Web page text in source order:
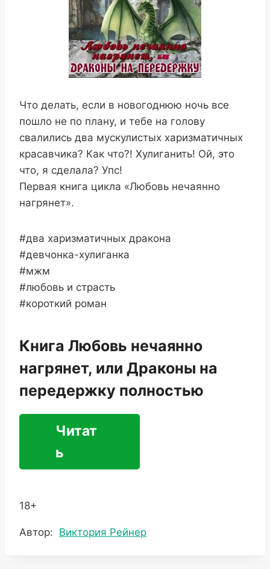
Что делать, если в новогоднюю ночь все
пошло не по плану, и тебе на голову
свалились два мускулистых харизматичных
красавчика? Как что?! Хулиганить! Ой, это
что, я сделала? Упс!
Первая книга цикла «Любовь нечаянно
нагрянет».
#два харизматичных дракона
#девчонка-хулиганка
#мжм
#любовь и страсть
#короткий роман
Книга Любовь нечаянно
нагрянет, или Драконы на
передержку полностью
Читат
ь
18+
Метки
Автор: Виктория Рейнер